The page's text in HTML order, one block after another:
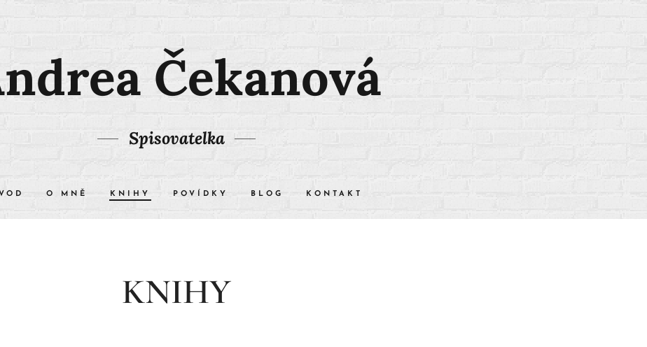
Čekanová
Spisovatelka
O MNĚ KNIHY POVÍDKY BLOG KONTAKT
KNIHY